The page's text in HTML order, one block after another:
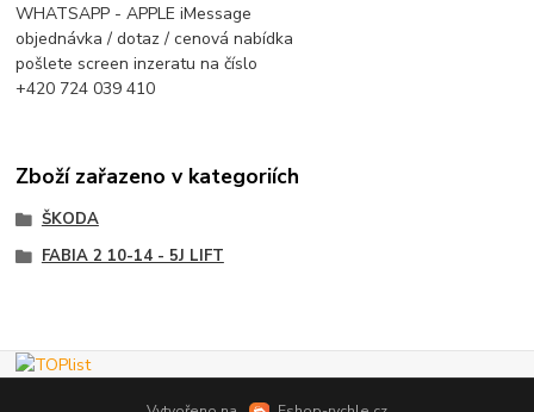
WHATSAPP - APPLE iMessage
objednávka / dotaz / cenová nabídka
pošlete screen inzeratu na číslo
+420 724 039 410
Zboží zařazeno v kategoriích
ŠKODA
FABIA 2 10-14 - 5J LIFT